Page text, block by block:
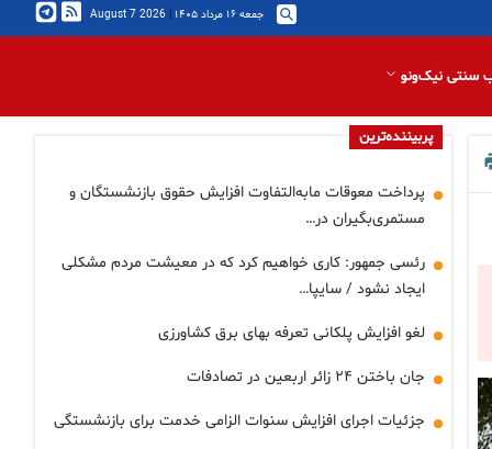
جمعه ۱۶ مرداد ۱۴۰۵ |
2026 August 7
سنتی نیک‌ونو
پربیننده‌ترین
پرداخت معوقات مابه‌التفاوت افزایش حقوق بازنشستگان و
مستمری‌بگیران در…
رئسی جمهور: کاری خواهیم کرد که در معیشت مردم مشکلی
ایجاد نشود / سایپا…
لغو افزایش پلکانی تعرفه بهای برق کشاورزی
جان باختن ۲۴ زائر اربعین در تصادفات
جزئیات اجرای افزایش سنوات الزامی خدمت برای بازنشستگی